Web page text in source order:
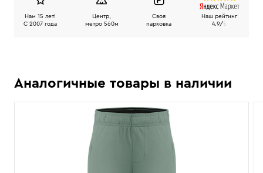
Нам 15 лет!
C 2007 года
Центр,
метро 560м
Своя
парковка
Наш рейтинг
4.9/5
Аналогичные товары в наличии